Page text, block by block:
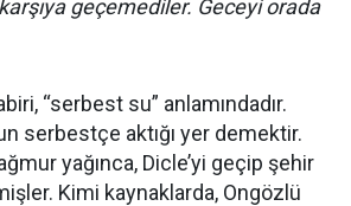
geçemediler. Geceyi orada
“serbest su” anlamındadır.
serbestçe aktığı yer demektir.
yağınca, Dicle’yi geçip şehir
Kimi kaynaklarda, Ongözlü